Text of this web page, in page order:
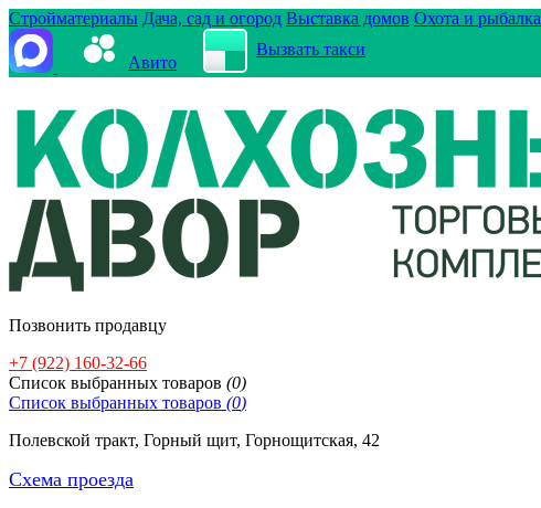
Стройматериалы Дача, сад и огород Выставка домов Охота и рыбалка
Авито
Вызвать такси
Позвонить продавцу
+7 (922) 160-32-66
Cписок выбранных товаров (0)
Cписок выбранных товаров (0)
Полевской тракт, Горный щит, Горнощитская, 42
Схема проезда